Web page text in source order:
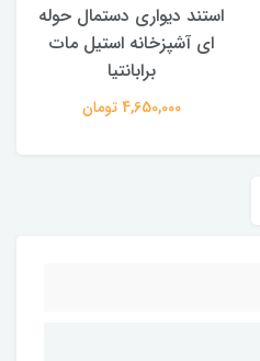
استند دیواری دستمال حوله
ای آشپزخانه استیل مات
برابانتیا
4,650,000 تومان